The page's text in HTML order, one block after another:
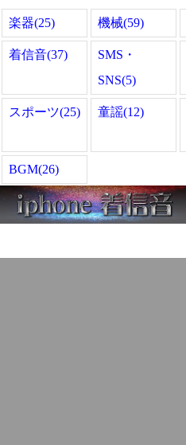
楽器(25) 機械(59)
着信音(37)
SMS・
SNS(5)
スポーツ(25) 童謡(12)
BGM(26)